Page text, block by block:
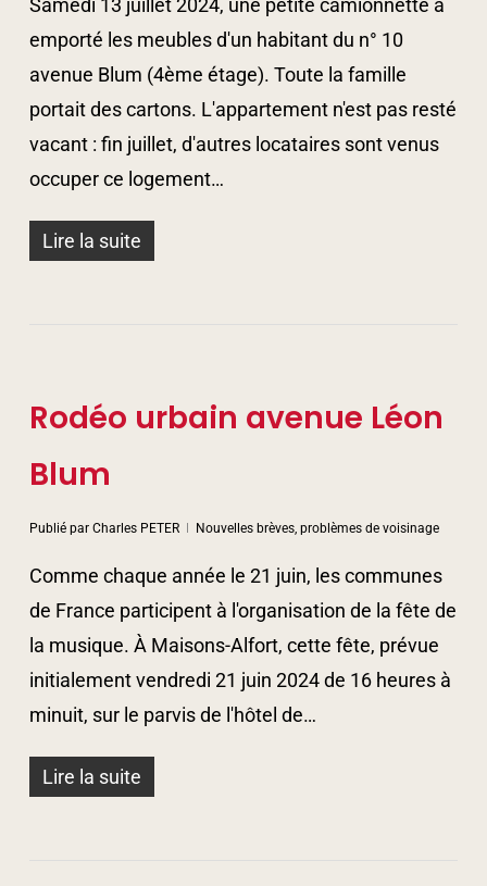
Samedi 13 juillet 2024, une petite camionnette a
emporté les meubles d'un habitant du n° 10
avenue Blum (4ème étage). Toute la famille
portait des cartons. L'appartement n'est pas resté
vacant : fin juillet, d'autres locataires sont venus
occuper ce logement…
Lire la suite
Rodéo urbain avenue Léon
Blum
Publié par Charles PETER Nouvelles brèves, problèmes de voisinage
Comme chaque année le 21 juin, les communes
de France participent à l'organisation de la fête de
la musique. À Maisons-Alfort, cette fête, prévue
initialement vendredi 21 juin 2024 de 16 heures à
minuit, sur le parvis de l'hôtel de…
Lire la suite